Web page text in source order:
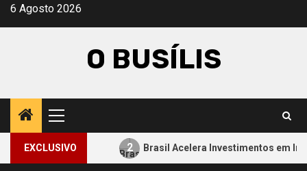
Avançar
6 Agosto 2026
O BUSÍLIS
Menu
principal
EXCLUSIVO
2 Brasil Acelera Investimentos em Inteligência